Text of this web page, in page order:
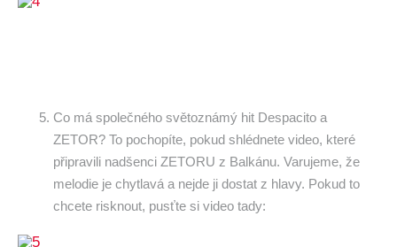
Co má společného světoznámý hit Despacito a
ZETOR? To pochopíte, pokud shlédnete video, které
připravili nadšenci ZETORU z Balkánu. Varujeme, že
melodie je chytlavá a nejde ji dostat z hlavy. Pokud to
chcete risknout, pusťte si video tady: